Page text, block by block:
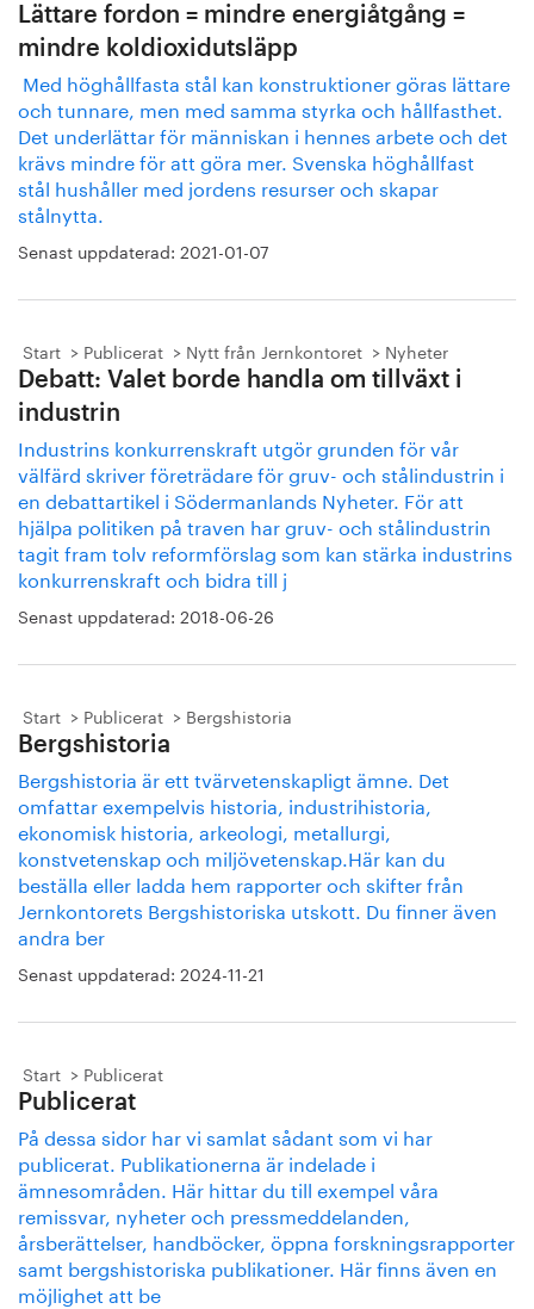
Lättare fordon = mindre energiåtgång =
mindre koldioxidutsläpp
Med höghållfasta stål kan konstruktioner göras lättare
och tunnare, men med samma styrka och hållfasthet.
Det underlättar för människan i hennes arbete och det
krävs mindre för att göra mer. Svenska höghållfast
stål hushåller med jordens resurser och skapar
stålnytta.
Senast uppdaterad: 2021-01-07
Start Publicerat Nytt från Jernkontoret Nyheter
Debatt: Valet borde handla om tillväxt i
industrin
Industrins konkurrenskraft utgör grunden för vår
välfärd skriver företrädare för gruv- och stålindustrin i
en debattartikel i Södermanlands Nyheter. För att
hjälpa politiken på traven har gruv- och stålindustrin
tagit fram tolv reformförslag som kan stärka industrins
konkurrenskraft och bidra till j
Senast uppdaterad: 2018-06-26
Start Publicerat Bergshistoria
Bergshistoria
Bergshistoria är ett tvärvetenskapligt ämne. Det
omfattar exempelvis historia, industrihistoria,
ekonomisk historia, arkeologi, metallurgi,
konstvetenskap och miljövetenskap.Här kan du
beställa eller ladda hem rapporter och skifter från
Jernkontorets Bergshistoriska utskott. Du finner även
andra ber
Senast uppdaterad: 2024-11-21
Start Publicerat
Publicerat
På dessa sidor har vi samlat sådant som vi har
publicerat. Publikationerna är indelade i
ämnesområden. Här hittar du till exempel våra
remissvar, nyheter och pressmeddelanden,
årsberättelser, handböcker, öppna forskningsrapporter
samt bergshistoriska publikationer. Här finns även en
möjlighet att be